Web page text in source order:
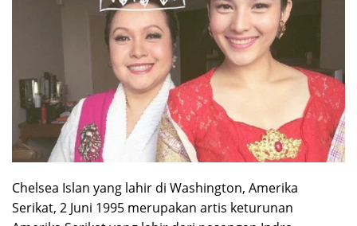
Chelsea Islan yang lahir di Washington, Amerika
Serikat, 2 Juni 1995 merupakan artis keturunan